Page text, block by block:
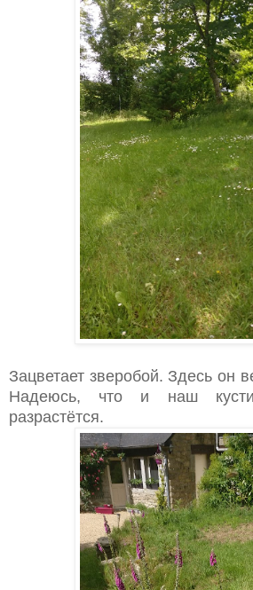
Зацветает зверобой. Здесь он
Надеюсь, что и наш
разрастётся.